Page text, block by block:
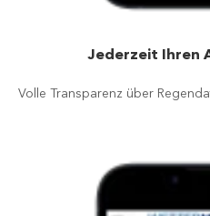
Jederzeit Ihren
Volle Transparenz über